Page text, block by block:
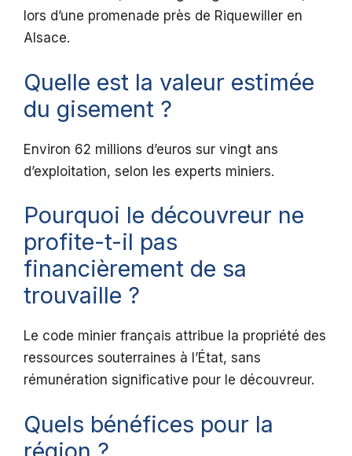
lors d’une promenade près de Riquewiller en
Alsace.
Quelle est la valeur estimée
du gisement ?
Environ 62 millions d’euros sur vingt ans
d’exploitation, selon les experts miniers.
Pourquoi le découvreur ne
profite-t-il pas
financièrement de sa
trouvaille ?
Le code minier français attribue la propriété des
ressources souterraines à l’État, sans
rémunération significative pour le découvreur.
Quels bénéfices pour la